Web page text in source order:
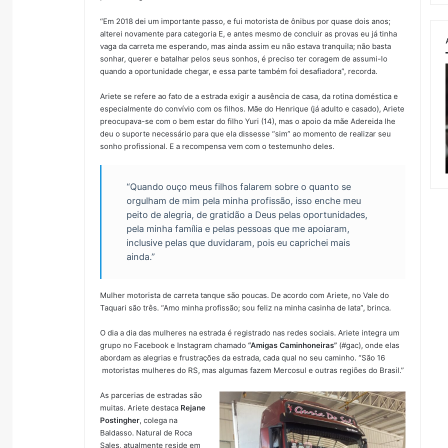
“Em 2018 dei um importante passo, e fui motorista de ônibus por quase dois anos;
alterei novamente para categoria E, e antes mesmo de concluir as provas eu já tinha
vaga da carreta me esperando, mas ainda assim eu não estava tranquila; não basta
sonhar, querer e batalhar pelos seus sonhos, é preciso ter coragem de assumi-lo
quando a oportunidade chegar, e essa parte também foi desafiadora”, recorda.
Ariete se refere ao fato de a estrada exigir a ausência de casa, da rotina doméstica e
especialmente do convívio com os filhos. Mãe do Henrique (já adulto e casado), Ariete
preocupava-se com o bem estar do filho Yuri (14), mas o apoio da mãe Adereida lhe
deu o suporte necessário para que ela dissesse “sim” ao momento de realizar seu
sonho profissional. E a recompensa vem com o testemunho deles.
“Quando ouço meus filhos falarem sobre o quanto se
orgulham de mim pela minha profissão, isso enche meu
peito de alegria, de gratidão a Deus pelas oportunidades,
pela minha família e pelas pessoas que me apoiaram,
inclusive pelas que duvidaram, pois eu caprichei mais
ainda.”
Mulher motorista de carreta tanque são poucas. De acordo com Ariete, no Vale do
Taquari são três. “Amo minha profissão; sou feliz na minha casinha de lata”, brinca.
O dia a dia das mulheres na estrada é registrado nas redes sociais. Ariete integra um
grupo no Facebook e Instagram chamado“Amigas Caminhoneiras” (#gac), onde elas
abordam as alegrias e frustrações da estrada, cada qual no seu caminho. “São 16
motoristas mulheres do RS, mas algumas fazem Mercosul e outras regiões do Brasil.”
As parcerias de estradas são
muitas. Ariete destaca Rejane
Postingher, colega na
Baldasso. Natural de Roca
Sales, atualmente reside em
7 de agosto de 2026
Turisvales 2026 recebe
1200 profissionais do
Importação
chineses
mais
que
dobra
das
compras
externas
do
Brasil
7 de agosto de 2026
Importação de veículos
chineses mais que dobra e
já supera metade das
compras externas do
Estrada
Sales
e
Muçum
é
após
manutenção
7 de agosto de 2026
Estrada entre Roca Sales e
Muçum é liberada após
7